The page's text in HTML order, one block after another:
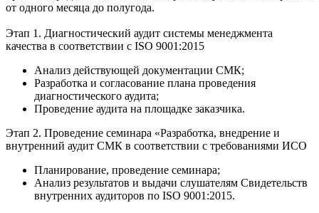
от одного месяца до полугода.
Этап 1. Диагностический аудит системы менеджмента
качества в соответствии с ISO 9001:2015
Анализ действующей документации СМК;
Разработка и согласование плана проведения
диагностического аудита;
Проведение аудита на площадке заказчика.
Этап 2. Проведение семинара «Разработка, внедрение и
внутренний аудит СМК в соответствии с требованиями ИСО
Планирование, проведение семинара;
Анализ результатов и выдачи слушателям Свидетельств
внутренних аудиторов по ISO 9001:2015.